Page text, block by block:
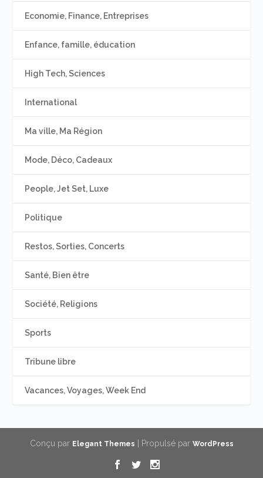
Economie, Finance, Entreprises
Enfance, famille, éducation
High Tech, Sciences
International
Ma ville, Ma Région
Mode, Déco, Cadeaux
People, Jet Set, Luxe
Politique
Restos, Sorties, Concerts
Santé, Bien être
Société, Religions
Sports
Tribune libre
Vacances, Voyages, Week End
Conçu par Elegant Themes | Propulsé par WordPress